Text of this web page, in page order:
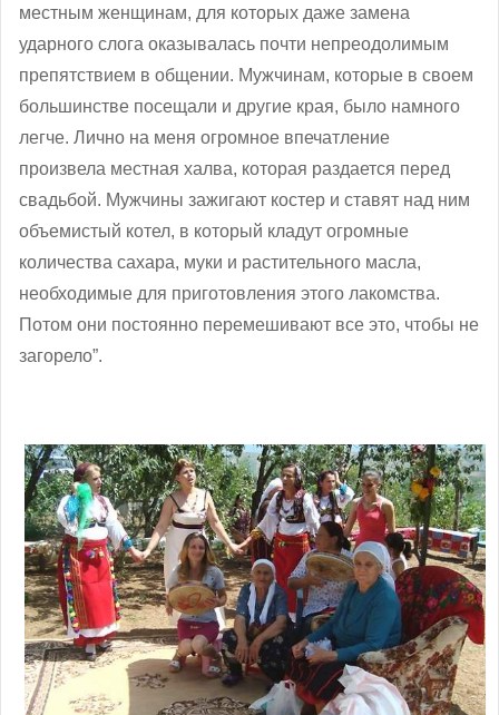
местным женщинам, для которых даже замена
ударного слога оказывалась почти непреодолимым
препятствием в общении. Мужчинам, которые в своем
большинстве посещали и другие края, было намного
легче. Лично на меня огромное впечатление
произвела местная халва, которая раздается перед
свадьбой. Мужчины зажигают костер и ставят над ним
объемистый котел, в который кладут огромные
количества сахара, муки и растительного масла,
необходимые для приготовления этого лакомства.
Потом они постоянно перемешивают все это, чтобы не
загорело”.